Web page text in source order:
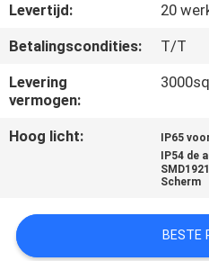
SITEMAP
PRIVACYBELEID
Levertijd:
20
Betalingscondities:
T/T
Levering
vermogen:
Hoog licht: IP65
IP54 de
Scherm
BESTE